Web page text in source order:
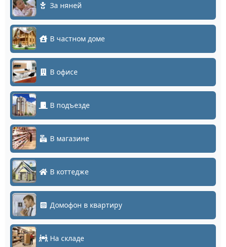
За няней
В частном доме
В офисе
В подъезде
В магазине
В коттедже
Домофон в квартиру
На складе